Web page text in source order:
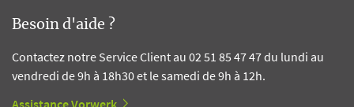
Besoin d'aide ?
Contactez notre Service Client au 02 51 85 47 47 du lundi au
vendredi de 9h à 18h30 et le samedi de 9h à 12h.